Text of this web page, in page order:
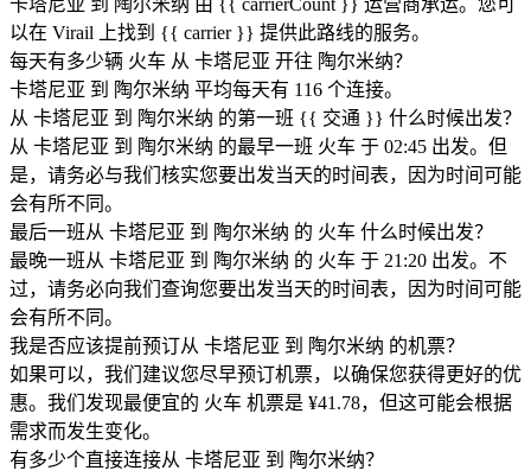
卡塔尼亚 到 陶尔米纳 由 {{ car​​rierCount }} 运营商承运。您可
以在 Virail 上找到 {{ car​​rier }} 提供此路线的服务。
每天有多少辆 火车 从 卡塔尼亚 开往 陶尔米纳？
卡塔尼亚 到 陶尔米纳 平均每天有 116 个连接。
从 卡塔尼亚 到 陶尔米纳 的第一班 {{ 交通 }} 什么时候出发？
从 卡塔尼亚 到 陶尔米纳 的最早一班 火车 于 02:45 出发。但
是，请务必与我们核实您要出发当天的时间表，因为时间可能
会有所不同。
最后一班从 卡塔尼亚 到 陶尔米纳 的 火车 什么时候出发？
最晚一班从 卡塔尼亚 到 陶尔米纳 的 火车 于 21:20 出发。不
过，请务必向我们查询您要出发当天的时间表，因为时间可能
会有所不同。
我是否应该提前预订从 卡塔尼亚 到 陶尔米纳 的机票？
如果可以，我们建议您尽早预订机票，以确保您获得更好的优
惠。我们发现最便宜的 火车 机票是 ¥41.78，但这可能会根据
需求而发生变化。
有多少个直接连接从 卡塔尼亚 到 陶尔米纳？